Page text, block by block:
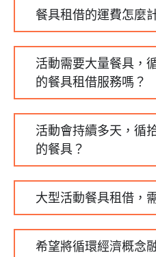
餐具租借的運費怎麼
活動需要大量餐具，
的餐具租借服務嗎？
活動會持續多天，循
的餐具？
大型活動餐具租借，
希望將循環經濟概念